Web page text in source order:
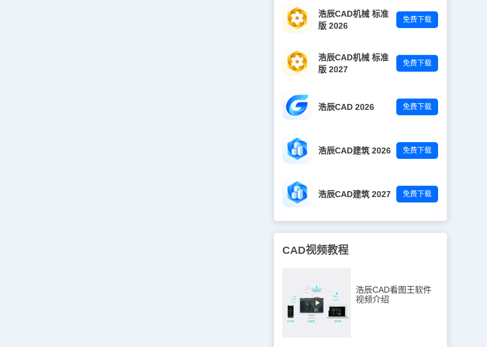
浩辰CAD机械 标准
版 2026
免费下载
浩辰CAD机械 标准
版 2027
免费下载
浩辰CAD 2026 免费下载
浩辰CAD建筑 2026 免费下载
浩辰CAD建筑 2027 免费下载
CAD视频教程
浩辰CAD看图王软件
视频介绍